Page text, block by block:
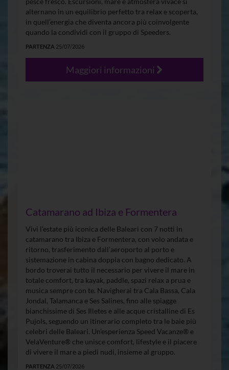
alternano in un equilibrio perfetto tra relax e scoperta,
in quell’energia che diventa ancora più coinvolgente
quando la condividi con il gruppo di Speeders.
PARTENZA 25/07/2026
Maggiori informazioni
Catamarano ad Ibiza e Formentera
Vivi l’estate più iconica delle Baleari con 7 notti in
catamarano tra Ibiza e Formentera, con volo andata e
ritorno, trasferimento dall’aeroporto al porto e
sistemazione in cabina doppia con bagno dedicato. A
bordo troverai tutto il necessario per vivere il mare in
totale comfort, tra kayak, paddle, spazi relax a prua e
musica sempre con te. Navigherai tra Cala Bassa, Cala
Jondal, Talamanca e Ses Salines, fino alle spiagge
bianchissime di Ses Illetes e alle acque cristalline di Es
Pujols, seguendo un itinerario completo tra le baie più
celebri delle Baleari. Un’esperienza Speed Vacanze® e
VelaVenture® che unisce comfort, lifestyle e il piacere
di vivere il mare a piedi nudi, insieme al gruppo.
PARTENZA 25/07/2026